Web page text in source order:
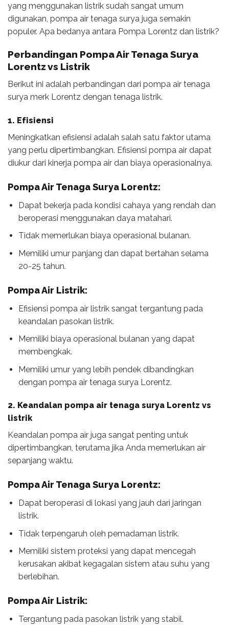
yang menggunakan listrik sudah sangat umum
digunakan, pompa air tenaga surya juga semakin
populer. Apa bedanya antara Pompa Lorentz dan listrik?
Perbandingan Pompa Air Tenaga Surya
Lorentz vs Listrik
Berikut ini adalah perbandingan dari pompa air tenaga
surya merk Lorentz dengan tenaga listrik.
1. Efisiensi
Meningkatkan efisiensi adalah salah satu faktor utama
yang perlu dipertimbangkan. Efisiensi pompa air dapat
diukur dari kinerja pompa air dan biaya operasionalnya.
Pompa Air Tenaga Surya Lorentz:
Dapat bekerja pada kondisi cahaya yang rendah dan
beroperasi menggunakan daya matahari.
Tidak memerlukan biaya operasional bulanan.
Memiliki umur panjang dan dapat bertahan selama
20-25 tahun.
Pompa Air Listrik:
Efisiensi pompa air listrik sangat tergantung pada
keandalan pasokan listrik.
Memiliki biaya operasional bulanan yang dapat
membengkak.
Memiliki umur yang lebih pendek dibandingkan
dengan pompa air tenaga surya Lorentz.
2. Keandalan pompa air tenaga surya Lorentz vs
listrik
Keandalan pompa air juga sangat penting untuk
dipertimbangkan, terutama jika Anda memerlukan air
sepanjang waktu.
Pompa Air Tenaga Surya Lorentz:
Dapat beroperasi di lokasi yang jauh dari jaringan
listrik.
Tidak terpengaruh oleh pemadaman listrik.
Memiliki sistem proteksi yang dapat mencegah
kerusakan akibat kegagalan sistem atau suhu yang
berlebihan.
Pompa Air Listrik:
Tergantung pada pasokan listrik yang stabil.